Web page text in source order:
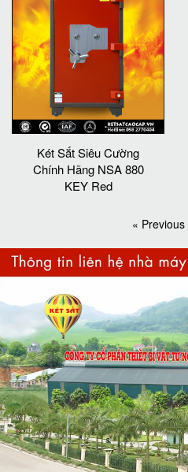
Két Sắt Siêu Cường
Chính Hãng NSA 880
KEY Red
« Previous